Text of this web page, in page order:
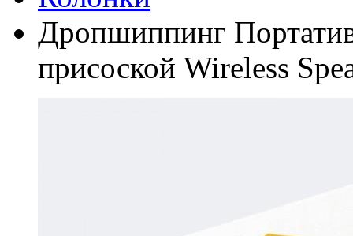
Дропшиппинг
присоской Wireless